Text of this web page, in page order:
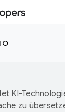
KI-
zu